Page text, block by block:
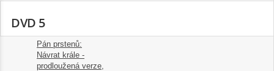
DVD 5
Pán prstenů:
Návrat krále -
prodloužená verze,